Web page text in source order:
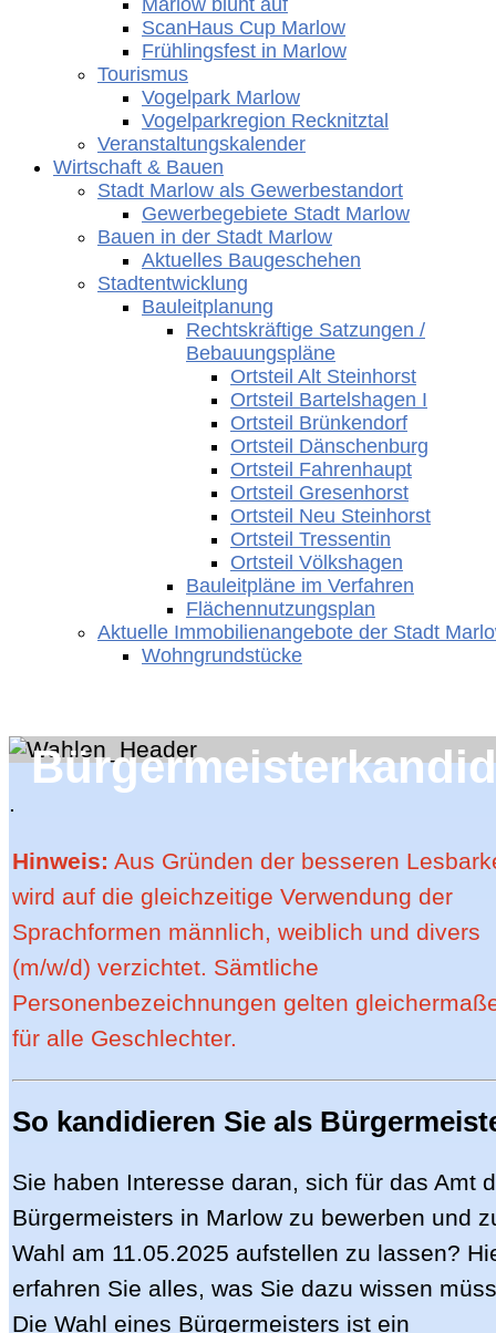
Marlow blüht auf
ScanHaus Cup Marlow
Frühlingsfest in Marlow
Tourismus
Vogelpark Marlow
Vogelparkregion Recknitztal
Veranstaltungskalender
Wirtschaft & Bauen
Stadt Marlow als Gewerbestandort
Gewerbegebiete Stadt Marlow
Bauen in der Stadt Marlow
Aktuelles Baugeschehen
Stadtentwicklung
Bauleitplanung
Rechtskräftige Satzungen /
Bebauungspläne
Ortsteil Alt Steinhorst
Ortsteil Bartelshagen I
Ortsteil Brünkendorf
Ortsteil Dänschenburg
Ortsteil Fahrenhaupt
Ortsteil Gresenhorst
Ortsteil Neu Steinhorst
Ortsteil Tressentin
Ortsteil Völkshagen
Bauleitpläne im Verfahren
Flächennutzungsplan
Aktuelle Immobilienangebote der Stadt
Wohngrundstücke
.
Hinweis: Aus Gründen der besseren
wird auf die gleichzeitige Verwendung der
Sprachformen männlich, weiblich und divers
(m/w/d) verzichtet. Sämtliche
Personenbezeichnungen gelten
für alle Geschlechter.
So kandidieren Sie als
Sie haben Interesse daran, sich für das Amt
Bürgermeisters in Marlow zu bewerben und
Wahl am 11.05.2025 aufstellen zu lassen?
erfahren Sie alles, was Sie dazu wissen
Die Wahl eines Bürgermeisters ist ein